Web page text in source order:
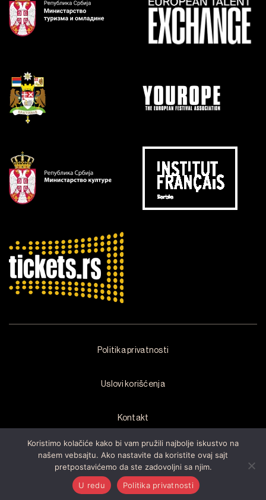
Politika privatnosti
Uslovi korišćenja
Kontakt
Copyright © 2026 byArsenal FestSva prava zadržana.Razvijen od
strane
Cubes
Koristimo kolačiće kako bi vam pružili najbolje iskustvo na
našem vebsajtu. Ako nastavite da koristite ovaj sajt
pretpostavićemo da ste zadovoljni sa njim.
U redu
Politika privatnosti